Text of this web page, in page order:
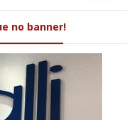
no banner!